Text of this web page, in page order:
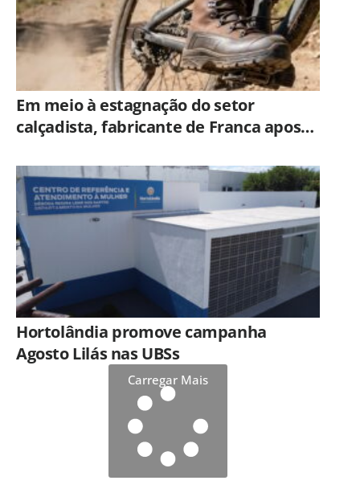
Em meio à estagnação do setor
calçadista, fabricante de Franca aposta
especializado
Hortolândia promove campanha
Agosto Lilás nas UBSs
Carregar Mais